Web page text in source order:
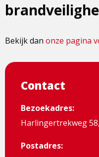
Bekijk dan onze pagina
Contact
Bezoekadres:
Harlingertrekweg
Postadres: